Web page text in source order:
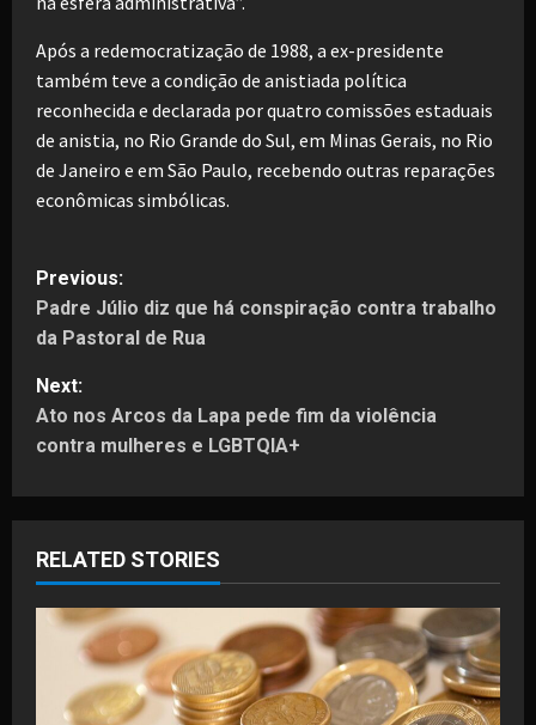
Após a redemocratização de 1988, a ex-presidente
também teve a condição de anistiada política
reconhecida e declarada por quatro comissões estaduais
de anistia, no Rio Grande do Sul, em Minas Gerais, no Rio
de Janeiro e em São Paulo, recebendo outras reparações
econômicas simbólicas.
P
o
s
t
a
v
i
Previous:
Padre Júlio diz que há conspiração contra trabalho
da Pastoral de Rua
Next:
Ato nos Arcos da Lapa pede fim da violência
contra mulheres e LGBTQIA+
RELATED STORIES